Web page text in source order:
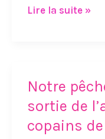
Lire la suite »
Notre
sortie de
copains de
Notre
pêche
pied